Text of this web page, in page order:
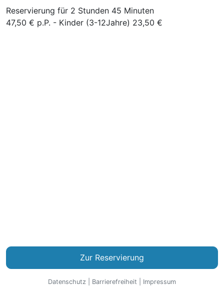
Reservierung für 2 Stunden 45 Minuten
47,50 € p.P. - Kinder (3-12Jahre) 23,50 €
Zur Reservierung
Datenschutz Barrierefreiheit Impressum